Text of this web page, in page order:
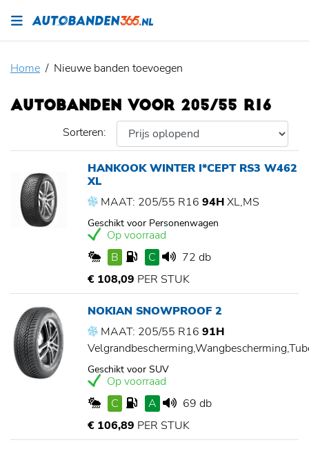
Home Nieuwe banden toevoegen
AUTOBANDEN VOOR 205/55 R16
Sorteren:
HANKOOK WINTER I*CEPT RS3 W462
XL
MAAT: 205/55 R16 94HXL,MS
Geschikt voor Personenwagen
Op voorraad
B
C
72 db
€ 108,09 PER STUK
NOKIAN SNOWPROOF 2
MAAT: 205/55 R16 91H
Geschikt voor SUV
Op voorraad
C
A
69 db
€ 106,89 PER STUK